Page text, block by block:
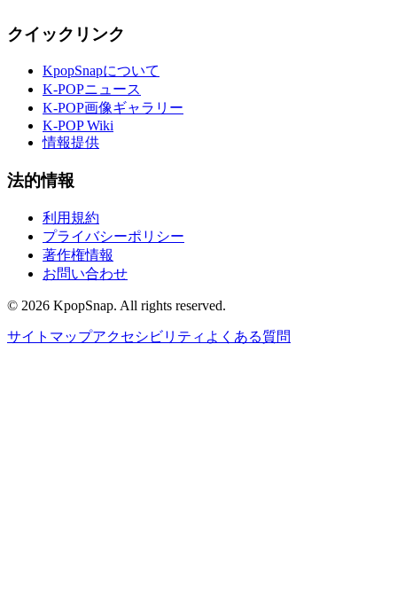
クイックリンク
KpopSnapについて
K-POPニュース
K-POP画像ギャラリー
K-POP Wiki
情報提供
法的情報
利用規約
プライバシーポリシー
著作権情報
お問い合わせ
© 2026 KpopSnap. All rights reserved.
サイトマップアクセシビリティ よくある質問